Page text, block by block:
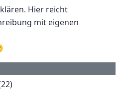
Hier reicht
mit eigenen